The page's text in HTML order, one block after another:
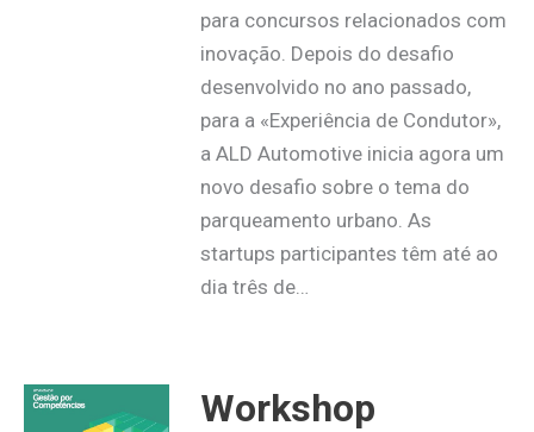
para concursos relacionados com
inovação. Depois do desafio
desenvolvido no ano passado,
para a «Experiência de Condutor»,
a ALD Automotive inicia agora um
novo desafio sobre o tema do
parqueamento urbano. As
startups participantes têm até ao
dia três de…
Workshop